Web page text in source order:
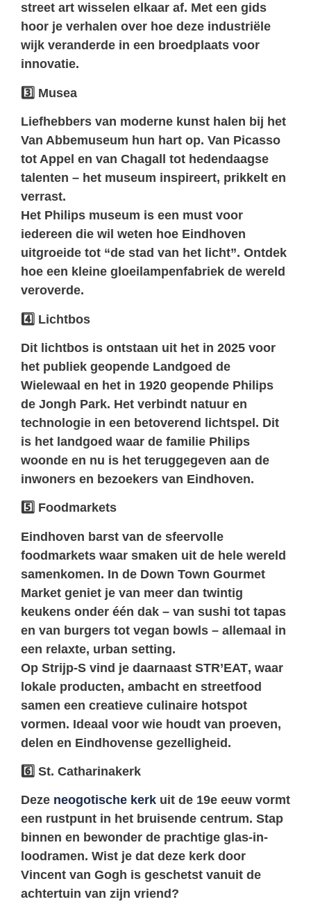
street art wisselen elkaar af. Met een gids
hoor je verhalen over hoe deze industriële
wijk veranderde in een broedplaats voor
innovatie.
3️ Musea
Liefhebbers van moderne kunst halen bij het
Van Abbemuseum hun hart op. Van Picasso
tot Appel en van Chagall tot hedendaagse
talenten – het museum inspireert, prikkelt en
verrast.
Het Philips museum is een must voor
iedereen die wil weten hoe Eindhoven
uitgroeide tot “de stad van het licht”. Ontdek
hoe een kleine gloeilampenfabriek de wereld
veroverde.
4️ Lichtbos
Dit lichtbos is ontstaan uit het in 2025 voor
het publiek geopende Landgoed de
Wielewaal en het in 1920 geopende Philips
de Jongh Park. Het verbindt natuur en
technologie in een betoverend lichtspel. Dit
is het landgoed waar de familie Philips
woonde en nu is het teruggegeven aan de
inwoners en bezoekers van Eindhoven.
5️ Foodmarkets
Eindhoven barst van de sfeervolle
foodmarkets waar smaken uit de hele wereld
samenkomen. In de Down Town Gourmet
Market geniet je van meer dan twintig
keukens onder één dak – van sushi tot tapas
en van burgers tot vegan bowls – allemaal in
een relaxte, urban setting.
Op Strijp-S vind je daarnaast STR’EAT, waar
lokale producten, ambacht en streetfood
samen een creatieve culinaire hotspot
vormen. Ideaal voor wie houdt van proeven,
delen en Eindhovense gezelligheid.
6️ St. Catharinakerk
Deze neogotische kerk uit de 19e eeuw vormt
een rustpunt in het bruisende centrum. Stap
binnen en bewonder de prachtige glas-in-
loodramen. Wist je dat deze kerk door
Vincent van Gogh is geschetst vanuit de
achtertuin van zijn vriend?